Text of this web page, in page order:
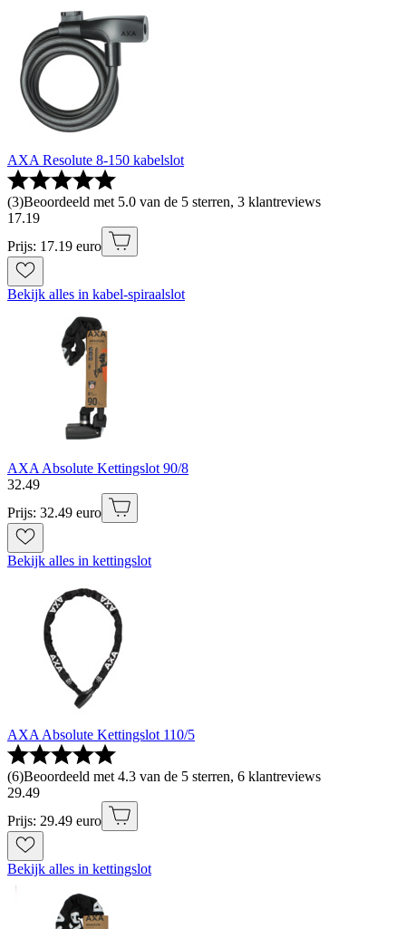
AXA Resolute 8-150 kabelslot
(3)Beoordeeld met 5.0 van de 5 sterren, 3 klantreviews
17.19
Prijs: 17.19 euro
Bekijk alles in kabel-spiraalslot
AXA Absolute Kettingslot 90/8
32.49
Prijs: 32.49 euro
Bekijk alles in kettingslot
AXA Absolute Kettingslot 110/5
(6)Beoordeeld met 4.3 van de 5 sterren, 6 klantreviews
29.49
Prijs: 29.49 euro
Bekijk alles in kettingslot